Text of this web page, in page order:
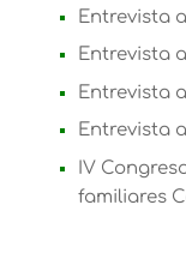
Entrevista
Entrevista
Entrevista
Entrevista
IV
familiares